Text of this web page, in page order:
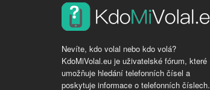
Nevíte, kdo volal nebo kdo volá?
KdoMiVolal.eu je uživatelské fórum, které
umožňuje hledání telefonních čísel a
poskytuje informace o telefonních číslech.